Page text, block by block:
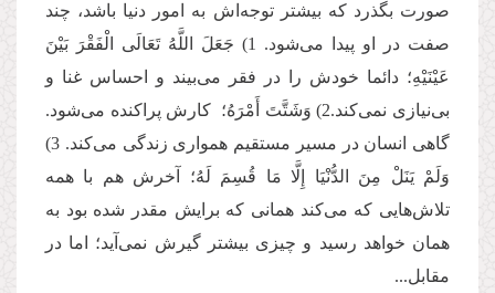
صورت بگذرد که بیشتر توجه‌اش به امور دنیا باشد، چند
صفت در او پیدا می‌شود. 1) جَعَلَ اللَّهُ تَعَالَى الْفَقْرَ بَیْنَ
عَیْنَیْهِ؛ دائما خودش را در فقر می‌بیند و احساس غنا و
بی‌نیازی نمی‌کند.2) وَشَتَّتَ أَمْرَهُ؛ کارش پراکنده می‌شود.
گاهی انسان در مسیر مستقیم همواری زندگی می‌کند. 3)
وَلَمْ یَنَلْ مِنَ الدُّنْیَا إِلَّا مَا قُسِمَ لَهُ؛ آخرش هم با همه
تلاش‌هایی که می‌کند همانی که برایش مقدر شده بود به
همان خواهد رسید و چیزی بیشتر گیرش نمی‌آید؛ اما در
مقابل...